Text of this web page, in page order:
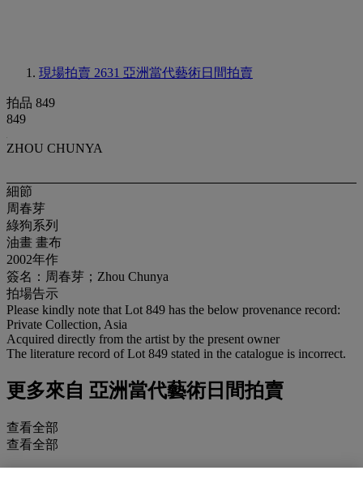
現場拍賣 2631 亞洲當代藝術日間拍賣
拍品 849
849
ZHOU CHUNYA
細節
周春芽
綠狗系列
油畫 畫布
2002年作
簽名：周春芽；Zhou Chunya
拍場告示
Please kindly note that Lot 849 has the below provenance record:
Private Collection, Asia
Acquired directly from the artist by the present owner
The literature record of Lot 849 stated in the catalogue is incorrect.
更多來自 亞洲當代藝術日間拍賣
查看全部
查看全部